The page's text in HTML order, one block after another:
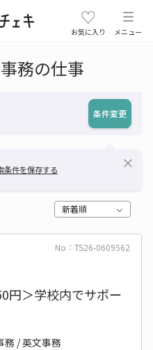
お気に入り メニュー
務の仕事
条件変更
条件を保存する close
新着順
No：TS26-0609562
円＞学校内でサポー
務 / 英文事務